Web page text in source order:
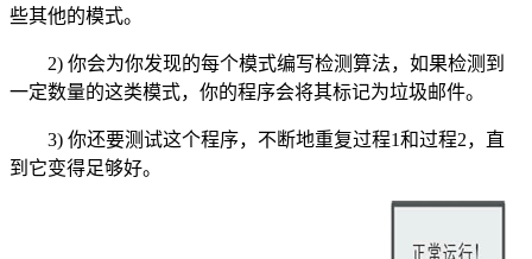
些其他的模式。
2) 你会为你发现的每个模式编写检测算法，如果检测到
一定数量的这类模式，你的程序会将其标记为垃圾邮件。
3) 你还要测试这个程序，不断地重复过程1和过程2，直
到它变得足够好。